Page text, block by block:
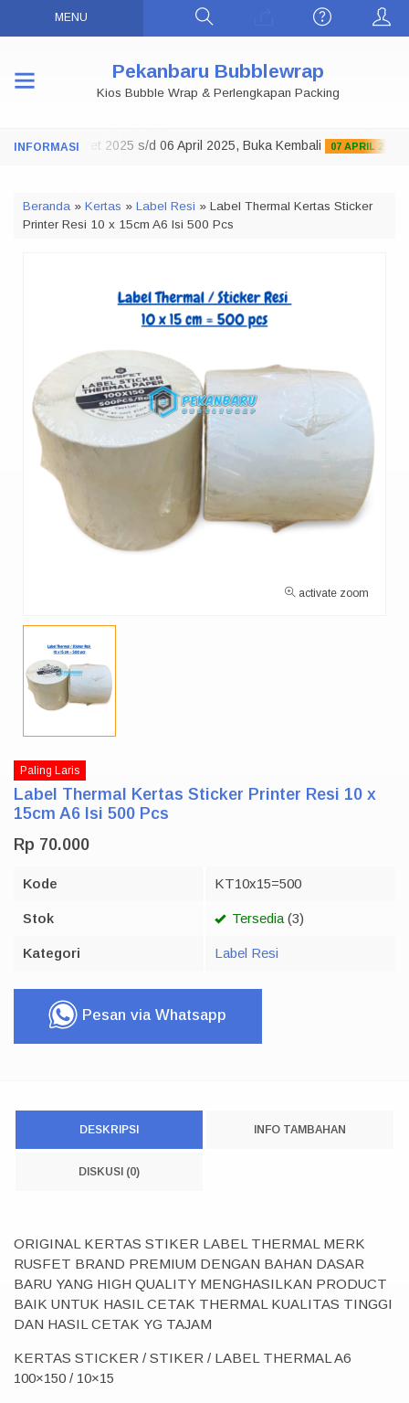
MENU
Pekanbaru Bubblewrap
Kios Bubble Wrap & Perlengkapan Packing
29 Maret 2025 s/d 06 April 2025, Buka Kembali 07 APRIL 2025
Beranda » Kertas » Label Resi » Label Thermal Kertas Sticker
Printer Resi 10 x 15cm A6 Isi 500 Pcs
activate zoom
Paling Laris
Label Thermal Kertas Sticker Printer Resi 10 x
15cm A6 Isi 500 Pcs
Rp 70.000
Kode KT10x15=500
Stok Tersedia (3)
Kategori Label Resi
Pesan via Whatsapp
DESKRIPSI INFO TAMBAHAN
DISKUSI (0)
ORIGINAL KERTAS STIKER LABEL THERMAL MERK
RUSFET BRAND PREMIUM DENGAN BAHAN DASAR
BARU YANG HIGH QUALITY MENGHASILKAN PRODUCT
BAIK UNTUK HASIL CETAK THERMAL KUALITAS TINGGI
DAN HASIL CETAK YG TAJAM
KERTAS STICKER / STIKER / LABEL THERMAL A6
100×150 / 10×15